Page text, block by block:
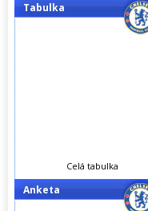
Tabulka
Celá tabulka
Anketa